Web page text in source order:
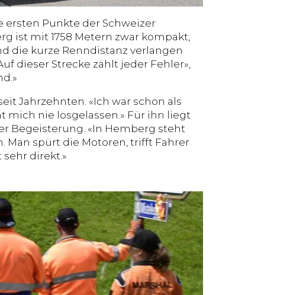
ersten Punkte der Schweizer
ist mit 1758 Metern zwar kompakt,
die kurze Renndistanz verlangen
dieser Strecke zählt jeder Fehler»,
Jahrzehnten. «Ich war schon als
mich nie losgelassen.» Für ihn liegt
Begeisterung. «In Hemberg steht
Man spürt die Motoren, trifft Fahrer
direkt.»